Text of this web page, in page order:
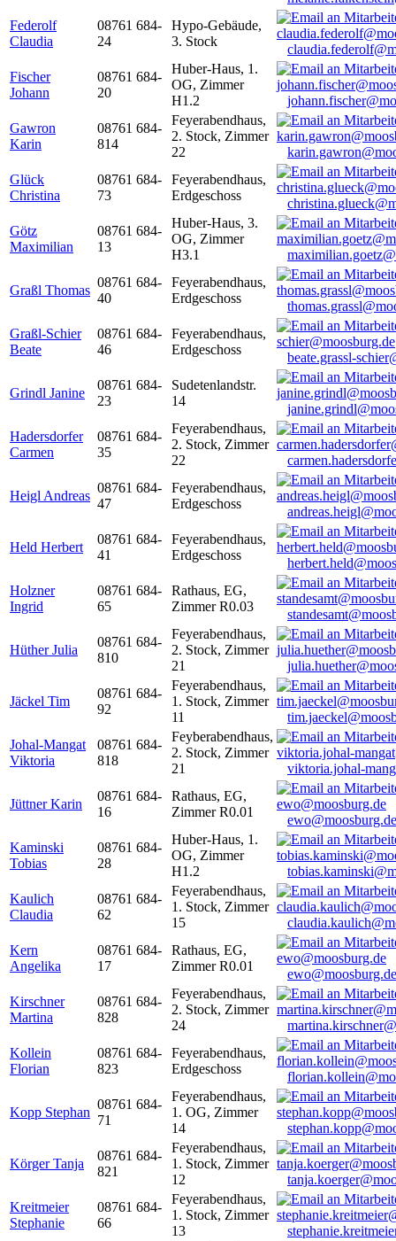
Federolf
Claudia
08761 684-
24
Hypo-Gebäude,
3. Stock
Fischer
Johann
08761 684-
20
Huber-Haus, 1.
OG, Zimmer
H1.2
Gawron
Karin
08761 684-
814
Feyerabendhaus,
2. Stock, Zimmer
22
Glück
Christina
08761 684-
73
Feyerabendhaus,
Erdgeschoss
Götz
Maximilian
08761 684-
13
Huber-Haus, 3.
OG, Zimmer
H3.1
Graßl Thomas
08761 684-
40
Feyerabendhaus,
Erdgeschoss
Graßl-Schier
Beate
08761 684-
46
Feyerabendhaus,
Erdgeschoss
beate.grassl-
Grindl Janine
08761 684-
23
Sudetenlandstr.
14
Hadersdorfer
Carmen
08761 684-
35
Feyerabendhaus,
2. Stock, Zimmer
22
Heigl Andreas
08761 684-
47
Feyerabendhaus,
Erdgeschoss
Held Herbert
08761 684-
41
Feyerabendhaus,
Erdgeschoss
Holzner
Ingrid
08761 684-
65
Rathaus, EG,
Zimmer R0.03
Hüther Julia
08761 684-
810
Feyerabendhaus,
2. Stock, Zimmer
21
Jäckel Tim
08761 684-
92
Feyerabendhaus,
1. Stock, Zimmer
11
Johal-Mangat
Viktoria
08761 684-
818
Feyberabendhaus,
2. Stock, Zimmer
21
viktoria.johal-
Jüttner Karin
08761 684-
16
Rathaus, EG,
Zimmer R0.01
ewo@moosburg.de
Kaminski
Tobias
08761 684-
28
Huber-Haus, 1.
OG, Zimmer
H1.2
Kaulich
Claudia
08761 684-
62
Feyerabendhaus,
1. Stock, Zimmer
15
Kern
Angelika
08761 684-
17
Rathaus, EG,
Zimmer R0.01
ewo@moosburg.de
Kirschner
Martina
08761 684-
828
Feyerabendhaus,
2. Stock, Zimmer
24
Kollein
Florian
08761 684-
823
Feyerabendhaus,
Erdgeschoss
Kopp Stephan
08761 684-
71
Feyerabendhaus,
1. OG, Zimmer
14
Körger Tanja
08761 684-
821
Feyerabendhaus,
1. Stock, Zimmer
12
Kreitmeier
Stephanie
08761 684-
66
Feyerabendhaus,
1. Stock, Zimmer
13